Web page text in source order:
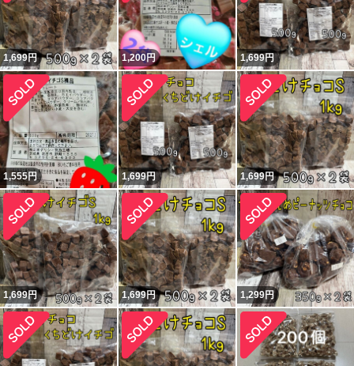
1,699円 1,200円 1,699円
1,555円 1,699円 1,699円
1,699円 1,699円 1,299円